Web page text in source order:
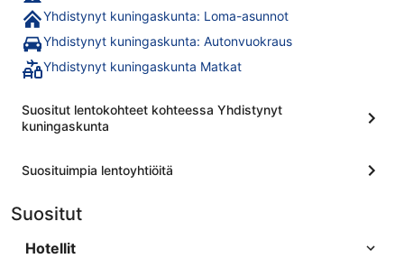
Yhdistynyt kuningaskunta: Loma-asunnot
Yhdistynyt kuningaskunta: Autonvuokraus
Yhdistynyt kuningaskunta Matkat
Suositut lentokohteet kohteessa Yhdistynyt
kuningaskunta
Suosituimpia lentoyhtiöitä
Suositut
Hotellit